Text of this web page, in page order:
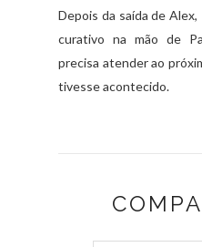
Depois da saída de
curativo na mão de
precisa atender ao
tivesse acontecido.